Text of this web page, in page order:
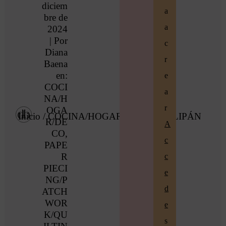
Inicio /COCINA/HOGAR/DECO / TULIPÁN
diciem
bre de
2024
| Por
Diana
Baena
en:
COCI
NA/H
OGA
R/DE
CO,
PAPE
R
PIECI
NG/P
ATCH
WOR
K/QU
a
a
c
r
e
a
r
A
c
c
e
d
e
s